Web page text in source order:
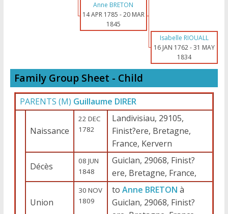
Anne BRETON
14 APR 1785 -20 MAR
1845
Isabelle RIOUALL
16 JAN 1762-31 MAY
1834
Family Group Sheet - Child
PARENTS (M) Guillaume DIRER
Naissance
22 DEC
1782
Landivisiau, 29105,
Finist?ere, Bretagne,
France, Kervern
Décès
08 JUN
1848
Guiclan, 29068, Finist?
ere, Bretagne, France,
Union
30 NOV
1809
to Anne BRETON à
Guiclan, 29068, Finist?